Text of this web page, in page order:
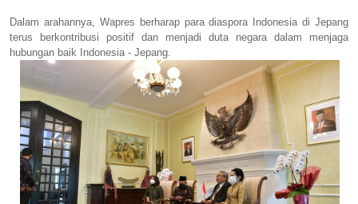
Dalam arahannya, Wapres berharap para diaspora Indonesia di Jepang
terus berkontribusi positif dan menjadi duta negara dalam menjaga
hubungan baik Indonesia - Jepang.